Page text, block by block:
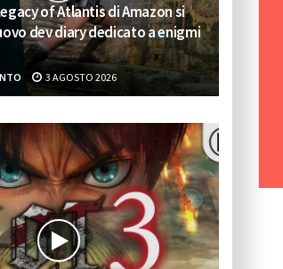
of Atlantis di Amazon si
dev diary dedicato a enigmi
3 AGOSTO 2026